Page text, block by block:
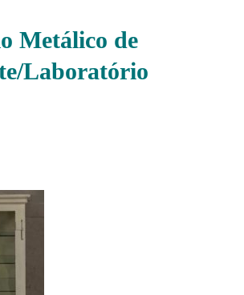
Metálico de
Laboratório